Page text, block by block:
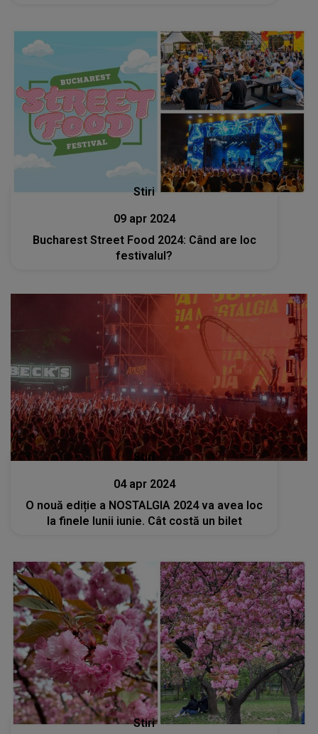
Stiri
09 apr 2024
Bucharest Street Food 2024: Când are loc
festivalul?
Stiri
04 apr 2024
O nouă ediție a NOSTALGIA 2024 va avea loc
la finele lunii iunie. Cât costă un bilet
Stiri